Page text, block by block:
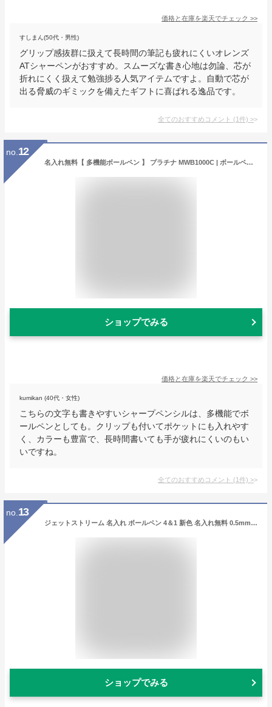
価格と在庫を楽天でチェック >>
すしまん(50代・男性)
グリップ感抜群に扱えて長時間の筆記も疲れにくいオレンズ
ATシャーペンがおすすめ。スムーズな書き心地は勿論、芯が
折れにくく扱えて勉強捗る人気アイテムですよ。自動で芯が
出る脅威のギミックを備えたギフトに喜ばれる逸品です。
全てのおすすめコメント (1件) >
no. 12
名入れ無料【 多機能ボールペン 】 プラチナ MWB1000C | ボールペン 名入れ シャープペン 多機能ペン 1個から 卒業記念 誕生日 卒団 記念品 人気 ペン 書きやすい 可愛い 替え芯 プレゼントギフト ショップ 記念日のお店
ショップでみる
価格と在庫を楽天でチェック >>
kumikan (40代・女性)
こちらの文字も書きやすいシャープペンシルは、多機能でボ
ールペンとしても。クリップも付いてポケットにも入れやす
く、カラーも豊富で、長時間書いても手が疲れにくいのもい
いですね。
全てのおすすめコメント (1件) >
no. 13
ジェットストリーム 名入れ ボールペン 4＆1 新色 名入れ無料 0.5mm 0.7mm 0.38mm 多機能ボールペン 名入れ ペン マーク プレゼント 卒業 記念品 卒団 誕生日 名前入り 記念品 卒業式 新色2025
ショップでみる